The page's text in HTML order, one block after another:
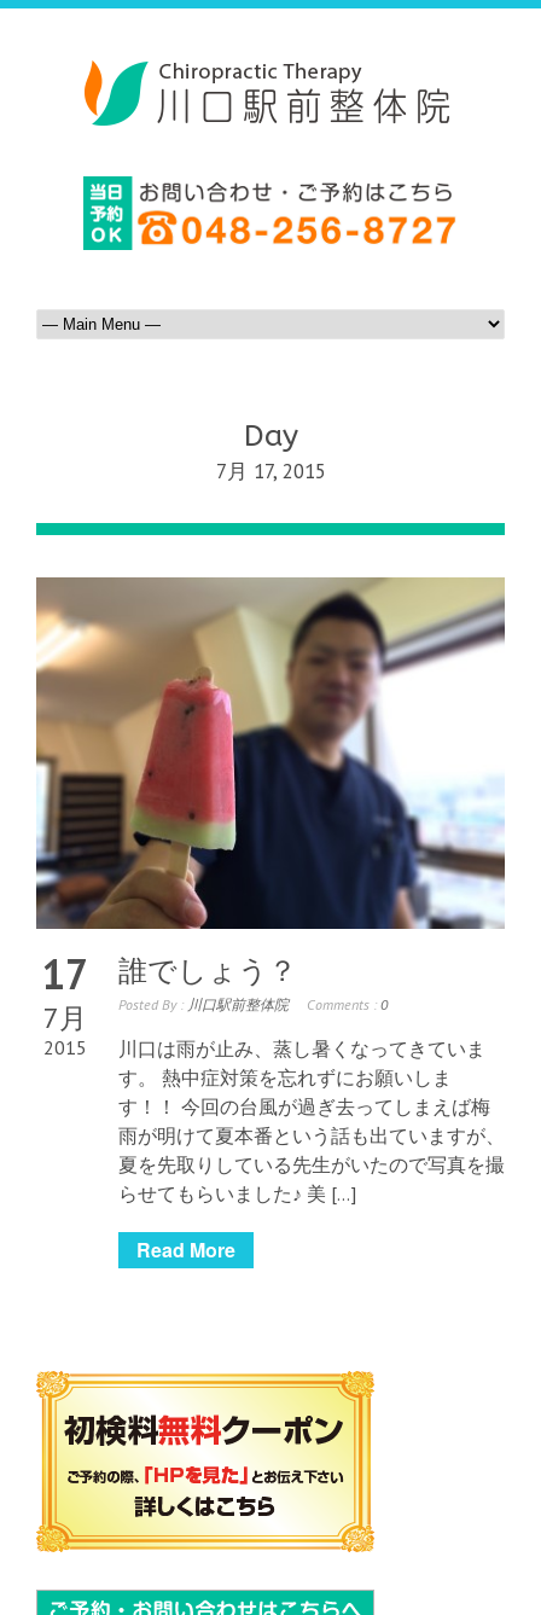
Day
7月 17, 2015
17
7月
2015
誰でしょう？
Posted By : 川口駅前整体院 Comments : 0
川口は雨が止み、蒸し暑くなってきていま
す。 熱中症対策を忘れずにお願いしま
す！！ 今回の台風が過ぎ去ってしまえば梅
雨が明けて夏本番という話も出ていますが、
夏を先取りしている先生がいたので写真を撮
らせてもらいました♪ 美 […]
Read More